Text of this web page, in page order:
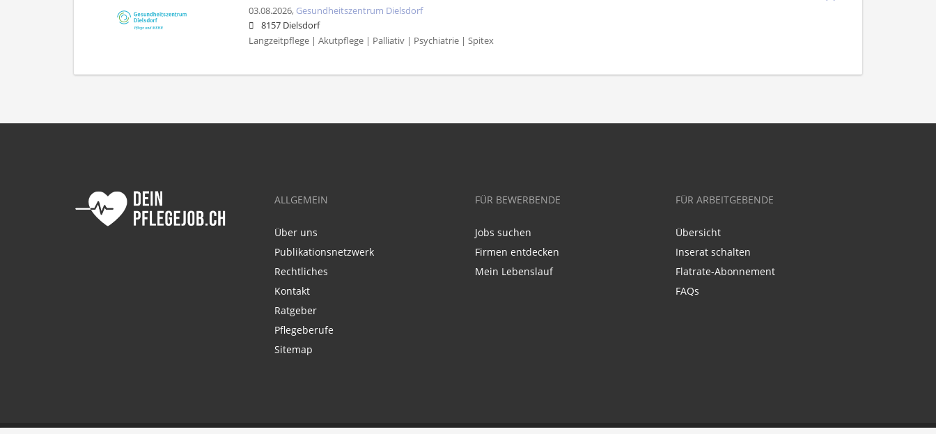
03.08.2026, Gesundheitszentrum Dielsdorf
8157 Dielsdorf
Langzeitpflege | Akutpflege | Palliativ | Psychiatrie | Spitex
ALLGEMEIN
Über uns
Publikationsnetzwerk
Rechtliches
Kontakt
Ratgeber
Pflegeberufe
Sitemap
FÜR BEWERBENDE
Jobs suchen
Firmen entdecken
Mein Lebenslauf
FÜR ARBEITGEBENDE
Übersicht
Inserat schalten
Flatrate-Abonnement
FAQs